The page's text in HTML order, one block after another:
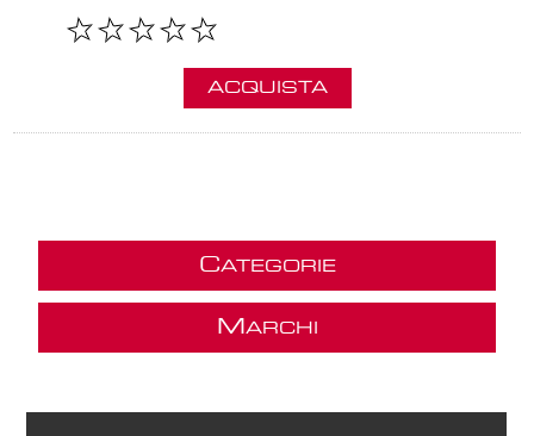
ACQUISTA
CATEGORIE
M ARCHI